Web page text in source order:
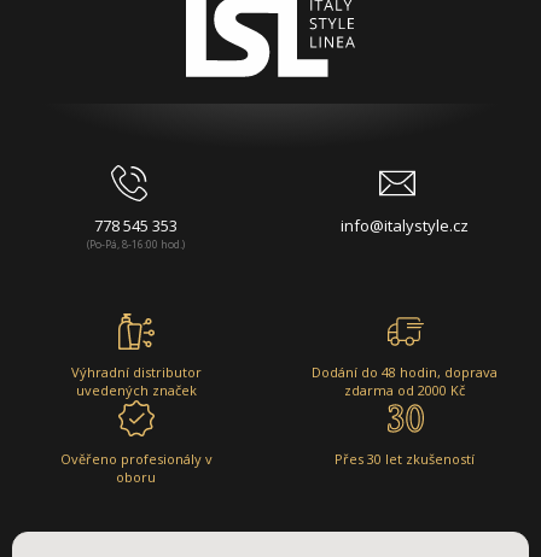
778 545 353
(Po-Pá, 8-16:00 hod.)
info@italystyle.cz
Výhradní distributor
uvedených značek
Dodání do 48 hodin, doprava
zdarma od 2000 Kč
Ověřeno profesionály v
oboru
Přes 30 let zkušeností